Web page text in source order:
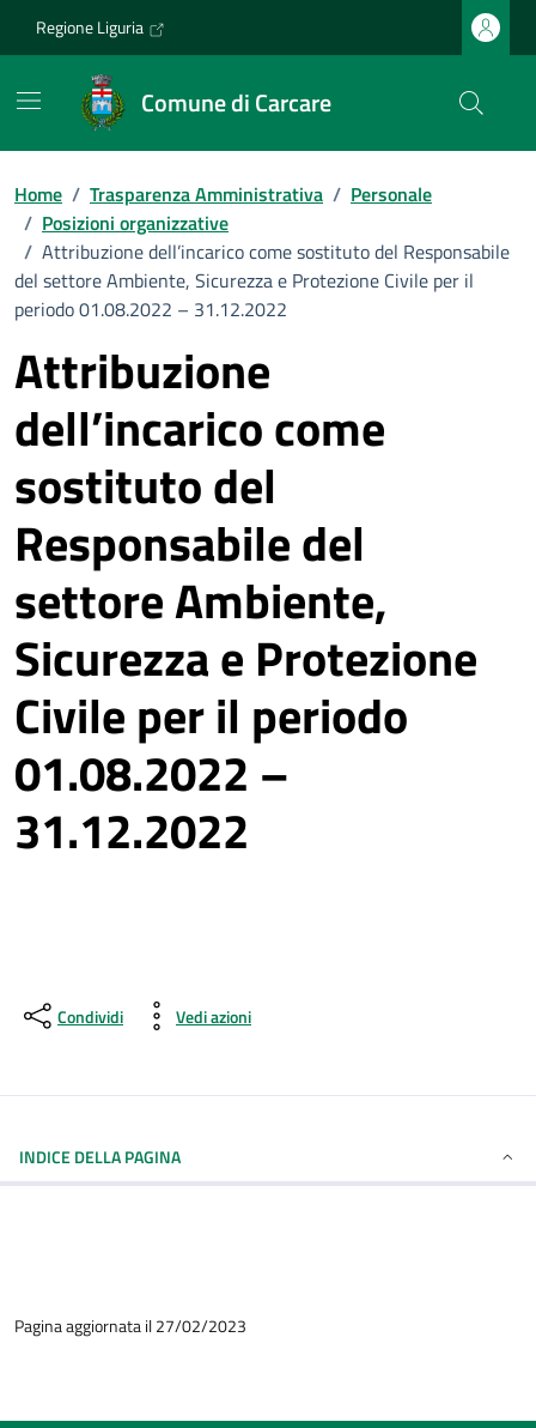
Regione Liguria
Comune di Carcare
Home / Trasparenza Amministrativa / Personale
/ Posizioni organizzative
/ Attribuzione dell’incarico come sostituto del Responsabile
del settore Ambiente, Sicurezza e Protezione Civile per il
periodo 01.08.2022 – 31.12.2022
Attribuzione
dell’incarico come
sostituto del
Responsabile del
settore Ambiente,
Sicurezza e Protezione
Civile per il periodo
01.08.2022 –
31.12.2022
Condividi Vedi azioni
INDICE DELLA PAGINA
Pagina aggiornata il 27/02/2023